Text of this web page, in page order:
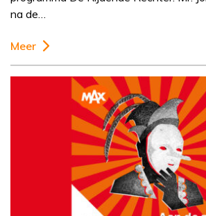
na de…
Meer